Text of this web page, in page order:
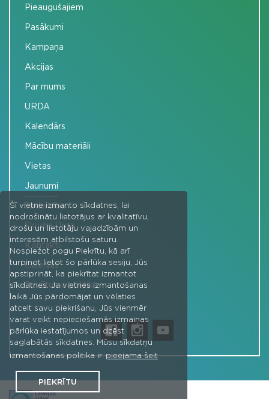
Šī vietne izmanto sīkdatnes, lai
nodrošinātu lietotājus ar kvalitatīvu,
drošu un lietotāju vajadzībām un
interesēm atbilstošu saturu.
Nospiežot pogu Piekrītu, kā arī
turpinot lietot šo pārlūka sesiju, Jūs
apstiprināt, ka piekrītat izmantot
sīkdatnes. Ja vietnes izmantošanas
laikā Jūs pārdomājat un vēlaties
atcelt savu piekrišanu, Jūs vienmēr
varat veikt nepieciešamās izmaiņas
pārlūka iestatījumos un dzēst
saglabātās sīkdatnes. Mūsu sīkdatņu
izmantošanas politika irpieejama šeit
PIEKRĪTU
Pieaugušajiem
Pasākumi
Kampaņa
Akcijas
Par mums
URDA
Kalendārs
Mācību materiāli
Vietas
Jaunumi
Sadarbība
Skudra Urda
Kontakti
Galerijas
Privātuma politika